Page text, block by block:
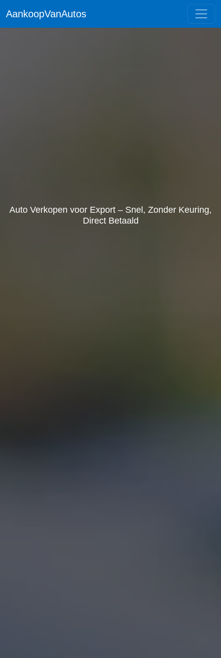
AankoopVanAutos
Auto Verkopen voor Export – Snel, Zonder Keuring,
Direct Betaald